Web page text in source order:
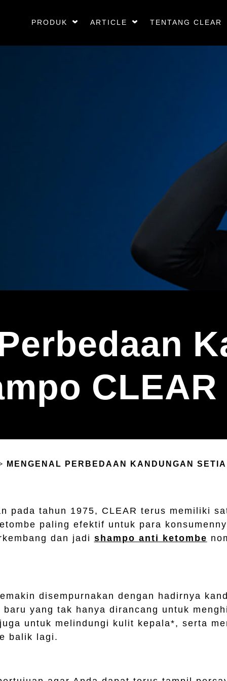
PRODUK ARTICLE TENTANG CLEAR
CLEAR
MENGENAL PERBEDAAN KANDUNGAN
pada tahun 1975, CLEAR terus memiliki
paling efektif untuk para
dan jadi shampo anti ketombe
disempurnakan dengan hadirnya
baru yang tak hanya dirancang untuk
untuk melindungi kulit kepala*, serta
balik lagi.